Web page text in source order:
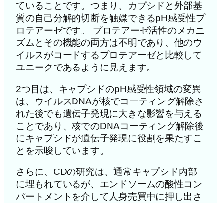
ていることです。つまり、カプシドと外部基
質の自己分解的切断を触媒できるpH感受性プ
ロテアーゼです。 プロテアーゼ活性のメカニ
ズムとその機能の両方は不明であり、他のウ
イルスがコードするプロテアーゼと比較して
ユニークであるように見えます。
2つ目は、キャプシドのpH感受性領域の変異
は、ウイルスDNAが核でコーティング解除さ
れた後でも遺伝子発現に大きな影響を与える
ことであり、核でのDNAコーティング解除後
にキャプシドが遺伝子発現に役割を果たすこ
とを示唆しています。
さらに、CDの研究は、通常キャプシド内部
に埋もれているが、エンドソームの酸性コン
パートメントを介して人身売買中に押し出さ